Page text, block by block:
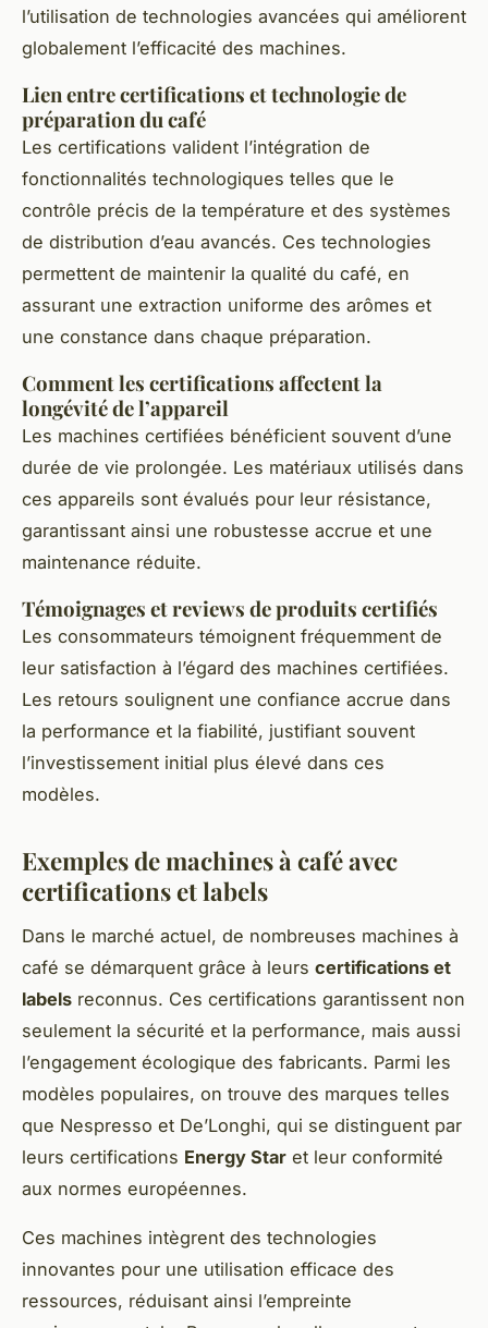
l’utilisation de technologies avancées qui améliorent
globalement l’efficacité des machines.
Lien entre certifications et technologie de
préparation du café
Les certifications valident l’intégration de
fonctionnalités technologiques telles que le
contrôle précis de la température et des systèmes
de distribution d’eau avancés. Ces technologies
permettent de maintenir la qualité du café, en
assurant une extraction uniforme des arômes et
une constance dans chaque préparation.
Comment les certifications affectent la
longévité de l’appareil
Les machines certifiées bénéficient souvent d’une
durée de vie prolongée. Les matériaux utilisés dans
ces appareils sont évalués pour leur résistance,
garantissant ainsi une robustesse accrue et une
maintenance réduite.
Témoignages et reviews de produits certifiés
Les consommateurs témoignent fréquemment de
leur satisfaction à l’égard des machines certifiées.
Les retours soulignent une confiance accrue dans
la performance et la fiabilité, justifiant souvent
l’investissement initial plus élevé dans ces
modèles.
Exemples de machines à café avec
certifications et labels
Dans le marché actuel, de nombreuses machines à
café se démarquent grâce à leurs certifications et
labels reconnus. Ces certifications garantissent non
seulement la sécurité et la performance, mais aussi
l’engagement écologique des fabricants. Parmi les
modèles populaires, on trouve des marques telles
que Nespresso et De’Longhi, qui se distinguent par
leurs certifications Energy Star et leur conformité
aux normes européennes.
Ces machines intègrent des technologies
innovantes pour une utilisation efficace des
ressources, réduisant ainsi l’empreinte